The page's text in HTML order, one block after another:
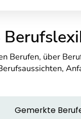
Berufen, über
Gemerkte